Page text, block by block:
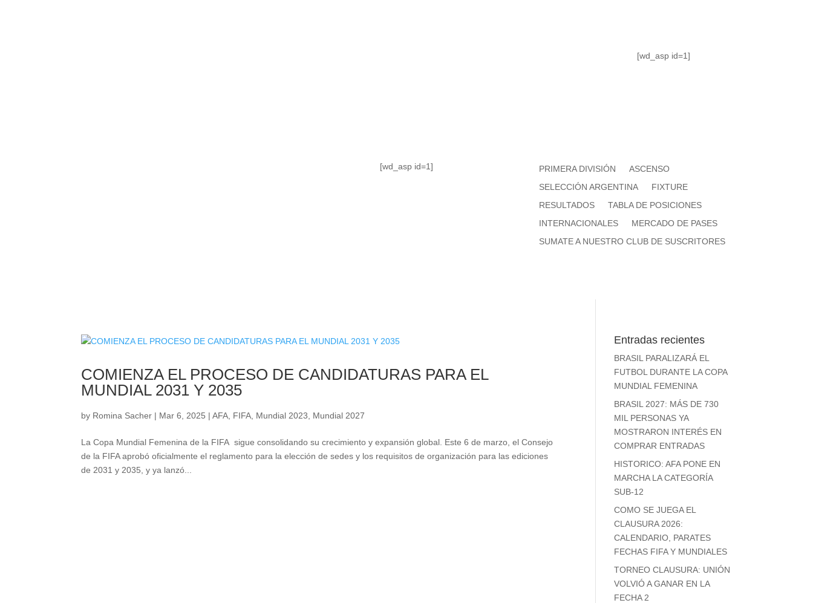
[wd_asp id=1]
[wd_asp id=1] PRIMERA DIVISIÓN
ASCENSO
SELECCIÓN ARGENTINA
FIXTURE
RESULTADOS
TABLA DE POSICIONES
INTERNACIONALES
MERCADO DE PASES
SUMATE A NUESTRO CLUB DE SUSCRITORES
COMIENZA EL PROCESO DE CANDIDATURAS PARA EL
MUNDIAL 2031 Y 2035
by Romina Sacher | Mar 6, 2025 |AFA FIFA Mundial 2023 Mundial 2027
La Copa Mundial Femenina de la FIFA sigue consolidando su crecimiento y expansión global. Este 6 de marzo, el Consejo
de la FIFA aprobó oficialmente el reglamento para la elección de sedes y los requisitos de organización para las ediciones
de 2031 y 2035, y ya lanzó...
Entradas recientes
BRASIL PARALIZARÁ EL
FUTBOL DURANTE LA COPA
MUNDIAL FEMENINA
BRASIL 2027: MÁS DE 730
MIL PERSONAS YA
MOSTRARON INTERÉS EN
COMPRAR ENTRADAS
HISTORICO: AFA PONE EN
MARCHA LA CATEGORÍA
SUB-12
COMO SE JUEGA EL
CLAUSURA 2026:
CALENDARIO, PARATES
FECHAS FIFA Y MUNDIALES
TORNEO CLAUSURA: UNIÓN
VOLVIÓ A GANAR EN LA
FECHA 2